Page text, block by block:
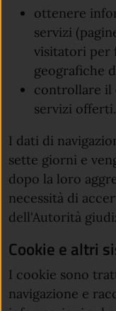
ottenere
servizi
visitatori per
geografiche
controllare il
servizi offerti.
I dati di
sette giorni e
dopo la loro
necessità di
dell'Autorità
Cookie e altri
I cookie sono
navigazione e